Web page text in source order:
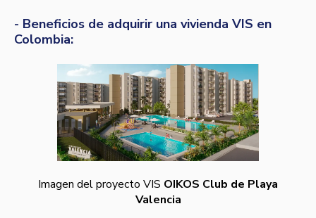
- Beneficios de adquirir una vivienda VIS en
Colombia:
Imagen del proyecto VIS OIKOS Club de Playa
Valencia